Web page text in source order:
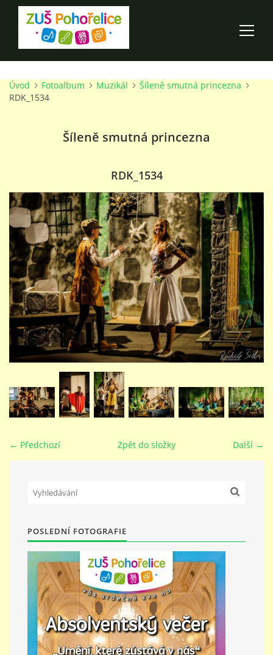
ÚVOD
O ŠKOLE
PRO RODIČE
TALENTOVÉ ZKOUŠKY
STUDIJNÍ OBORY
GALERIE
VIDEA - FILMOVÁ TVORBA
PEDAGOGICKÝ SBOR
DOKUMENTY / KE STAŽENÍ
KURZY
KONTAKTY
PŘÍMĚSTSKÝ TÁBOR
MISS VÝTVARNÝ MODEL
ZAMĚSTNÁNÍ
Úvod Fotoalbum Muzikál
Šíleně smutná princezna
RDK_1534
Šíleně smutná princezna
RDK_1534
← Předchozí Další →
Zpět do složky
POSLEDNÍ FOTOGRAFIE